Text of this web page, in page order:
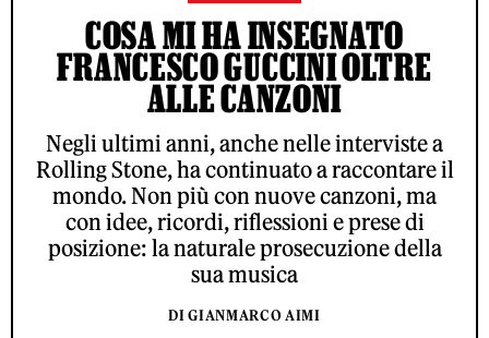
COSA MI HA INSEGNATO
FRANCESCO GUCCINI OLTRE
ALLE CANZONI
Negli ultimi anni, anche nelle interviste a
Rolling Stone, ha continuato a raccontare il
mondo. Non più con nuove canzoni, ma
con idee, ricordi, riflessioni e prese di
posizione: la naturale prosecuzione della
sua musica
DI GIANMARCO AIMI